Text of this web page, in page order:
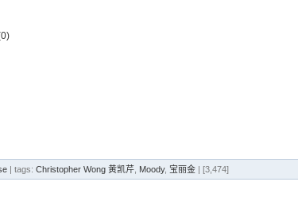
| tags: Christopher Wong 黄凯芹 Moody, 宝丽金 | [3,474]